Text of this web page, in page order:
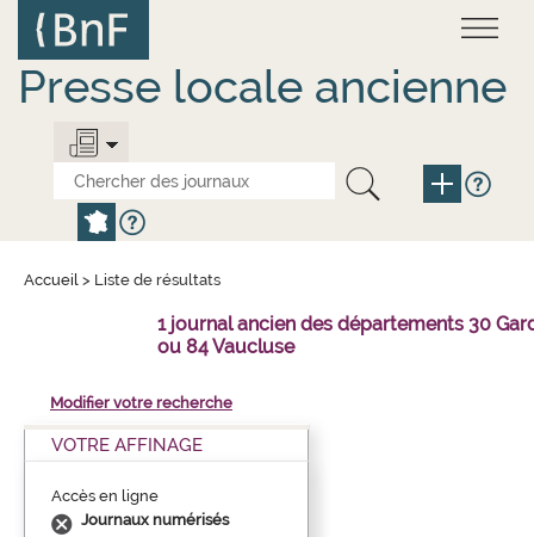
contenu
principal
Presse locale ancienne
Accueil > Liste de résultats
1 journal ancien des départements 30
ou 84 Vaucluse
Modifier votre recherche
VOTRE AFFINAGE
Accès en ligne
Journaux numérisés
Panneau de gestion des cookies